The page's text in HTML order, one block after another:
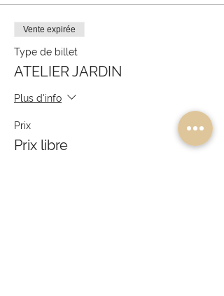
Vente expirée
Type de billet
ATELIER JARDIN
Plus d'info
Prix
Prix libre